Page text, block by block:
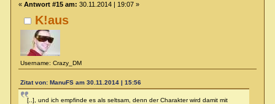
K!aus
Username: Crazy_DM
« Antwort #15 am: 30.11.2014 | 19:07 »
Zitat von: ManuFS am 30.11.2014 | 15:56
[..], und ich empfinde es als seltsam, denn der Charakter wird damit mit